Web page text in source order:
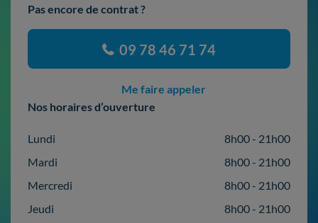
Pas encore de contrat ?
09 78 46 71 74
Me faire appeler
Nos horaires d’ouverture
Lundi
8h00 - 21h00
Mardi
8h00 - 21h00
Mercredi
8h00 - 21h00
Jeudi
8h00 - 21h00